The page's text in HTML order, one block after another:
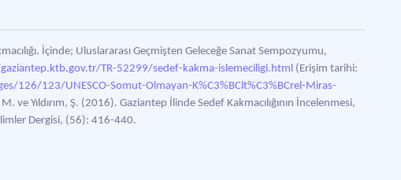
İçinde; Uluslararası Geçmişten Geleceğe Sanat Sempozyumu,
TR-52299/sedef-kakma-islemeciligi.html (Erişim tarihi:
126/123/UNESCO-Somut-Olmayan-K%C3%BClt%C3%BCrel-Miras-
Yıldırım, Ş. (2016). Gaziantep İlinde Sedef Kakmacılığının İncelenmesi,
Dergisi, (56): 416-440.